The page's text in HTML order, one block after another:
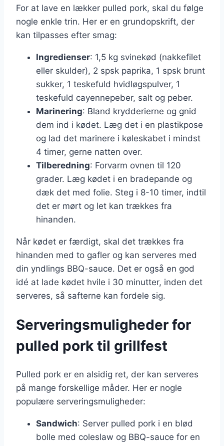
For at lave en lækker pulled pork, skal du følge
nogle enkle trin. Her er en grundopskrift, der
kan tilpasses efter smag:
Ingredienser: 1,5 kg svinekød (nakkefilet
eller skulder), 2 spsk paprika, 1 spsk brunt
sukker, 1 teskefuld hvidløgspulver, 1
teskefuld cayennepeber, salt og peber.
Marinering: Bland krydderierne og gnid
dem ind i kødet. Læg det i en plastikpose
og lad det marinere i køleskabet i mindst
4 timer, gerne natten over.
Tilberedning: Forvarm ovnen til 120
grader. Læg kødet i en bradepande og
dæk det med folie. Steg i 8-10 timer, indtil
det er mørt og let kan trækkes fra
hinanden.
Når kødet er færdigt, skal det trækkes fra
hinanden med to gafler og kan serveres med
din yndlings BBQ-sauce. Det er også en god
idé at lade kødet hvile i 30 minutter, inden det
serveres, så safterne kan fordele sig.
Serveringsmuligheder for
pulled pork til grillfest
Pulled pork er en alsidig ret, der kan serveres
på mange forskellige måder. Her er nogle
populære serveringsmuligheder:
Sandwich: Server pulled pork i en blød
bolle med coleslaw og BBQ-sauce for en